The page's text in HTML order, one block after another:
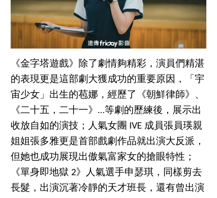
《金字塔遊戲》除了劇情夠精彩，演員們精湛
的表現更是這部劇大獲成功的重要原因，「宇
宙少女」出生的苞娜，經歷了《朝鮮律師》、
《二十五，二十一》…等劇的歷練後，展示出
收放自如的演技；人氣女團 IVE 成員張員瑛親
姐姐張多雅更是首部戲劇作品就出演大反派，
但她也成功展現出傲氣富家女的搶眼特性；
《單身即地獄 2》人氣選手申瑟琪，同樣剪去
長髮，出演沉著冷靜的天才班長，還有曾出演